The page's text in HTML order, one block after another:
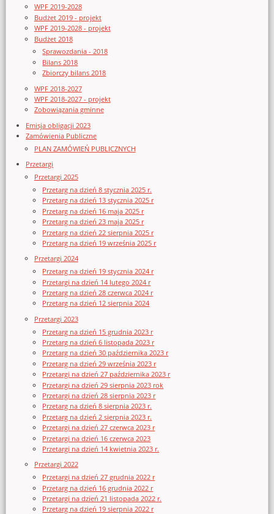
WPF 2019-2028
Budżet 2019 - projekt
WPF 2019-2028 - projekt
Budżet 2018
Sprawozdania - 2018
Bilans 2018
Zbiorczy bilans 2018
WPF 2018-2027
WPF 2018-2027 - projekt
Zobowiązania gminne
Emisja obligacji 2023
Zamówienia Publiczne
PLAN ZAMÓWIEŃ PUBLICZNYCH
Przetargi
Przetargi 2025
Przetarg na dzień 8 stycznia 2025 r.
Przetarg na dzień 13 stycznia 2025 r
Przetarg na dzień 16 maja 2025 r
Przetarg na dzień 23 maja 2025 r
Przetarg na dzień 22 sierpnia 2025 r
Przetarg na dzień 19 września 2025 r
Przetargi 2024
Przetarg na dzień 19 stycznia 2024 r
Przetargi na dzień 14 lutego 2024 r
Przetarg na dzień 28 czerwca 2024 r
Przetarg na dzień 12 sierpnia 2024
Przetargi 2023
Przetarg na dzień 15 grudnia 2023 r
Przetarg na dzień 6 listopada 2023 r
Przetarg na dzień 30 października 2023 r
Przetarg na dzień 29 września 2023 r
Przetargi na dzień 27 października 2023 r
Przetargi na dzień 29 sierpnia 2023 rok
Przetargi na dzień 28 sierpnia 2023 r
Przetarg na dzień 8 sierpnia 2023 r.
Przetarg na dzień 2 sierpnia 2023 r.
Przetargi na dzień 27 czerwca 2023 r
Przetargi na dzień 16 czerwca 2023
Przetargi na dzień 14 kwietnia 2023 r.
Przetargi 2022
Przetargi na dzień 27 grudnia 2022 r
Przetarg na dzień 16 grudnia 2022 r
Przetargi na dzień 21 listopada 2022 r.
Przetarg na dzień 19 sierpnia 2022 r